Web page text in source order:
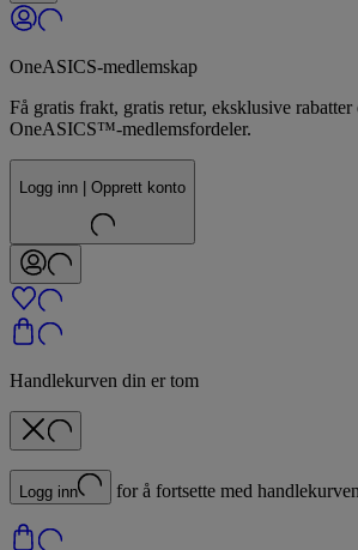
OneASICS-medlemskap
Få gratis frakt, gratis retur, eksklusive rabatter
OneASICS™-medlemsfordeler.
Logg inn | Opprett konto
Handlekurven din er tom
Logg inn for å fortsette med